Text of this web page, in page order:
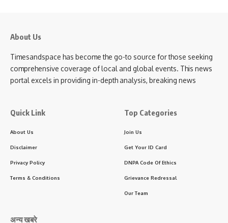
About Us
Timesandspace has become the go-to source for those seeking
comprehensive coverage of local and global events. This news
portal excels in providing in-depth analysis, breaking news
Quick Link
About Us
Disclaimer
Privacy Policy
Terms & Conditions
Top Categories
Join Us
Get Your ID Card
DNPA Code Of Ethics
Grievance Redressal
Our Team
अन्य खबरे